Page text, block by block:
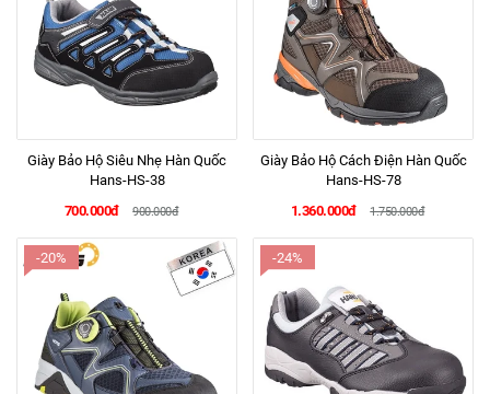
Giày Bảo Hộ Siêu Nhẹ Hàn Quốc
Hans-HS-38
700.000đ
900.000đ
Giày Bảo Hộ Cách Điện Hàn Quốc
Hans-HS-78
1.360.000đ
1.750.000đ
-20% -24%